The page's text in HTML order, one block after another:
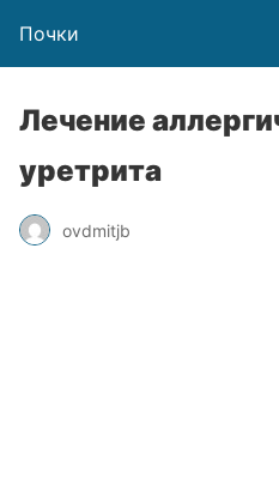
Почки
Лечение
уретрита
ovdmitjb